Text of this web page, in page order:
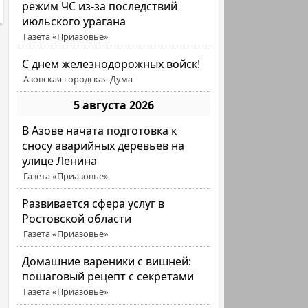
режим ЧС из-за последствий
июльского урагана
Газета «Приазовье»
С днем железнодорожных войск!
Азовская городская Дума
5 августа 2026
В Азове начата подготовка к
сносу аварийных деревьев на
улице Ленина
Газета «Приазовье»
Развивается сфера услуг в
Ростовской области
Газета «Приазовье»
Домашние вареники с вишней:
пошаговый рецепт с секретами
Газета «Приазовье»